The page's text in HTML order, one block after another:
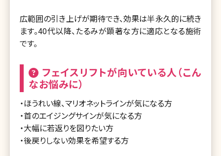
広範囲の引き上げが期待でき、効果は半永久的に続き
ます。40代以降、たるみが顕著な方に適応となる施術
です。
フェイスリフトが向いている人（こん
なお悩みに）
・ほうれい線、マリオネットラインが気になる方
・首のエイジングサインが気になる方
・大幅に若返りを図りたい方
・後戻りしない効果を希望する方